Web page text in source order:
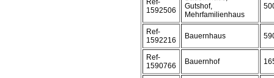
Ref-
1592506
Gutshof,
Mehrfamilienhaus
Ref-
1592216
Bauernhaus
Ref-
1590766
Bauernhof